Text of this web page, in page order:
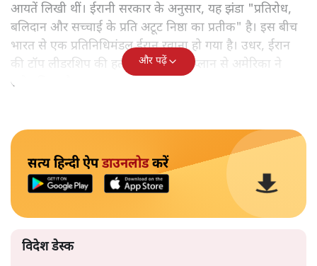
आयतें लिखी थीं। ईरानी सरकार के अनुसार, यह झंडा "प्रतिरोध,
बलिदान और सच्चाई के प्रति अटूट निष्ठा का प्रतीक" है। इस बीच
भारत से एक प्रतिनिधिमंडल ईरान रवाना हो गया है। उधर, ईरान
की टॉप लीडरशिप की हत्या के इसराइली प्लान से अमेरिका ने
सचेत किया है।
और पढ़ें
सत्य हिन्दी ऐपडाउनलोडकरें
विदेश डेस्क